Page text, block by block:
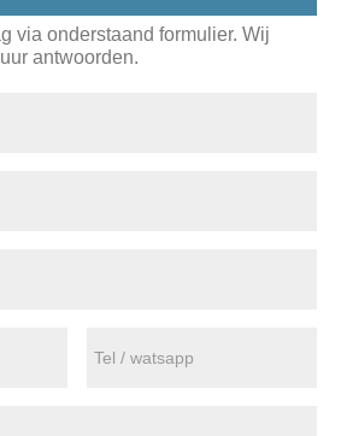
via onderstaand formulier. Wij
antwoorden.